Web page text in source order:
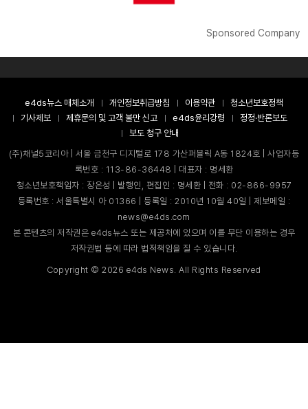
Sponsored Company
e4ds뉴스 매체소개 개인정보취급방침 이용약관
청소년보호정책
기사제보
제휴문의 및 고객 불만 신고 e4ds윤리강령
정정·반론보도
보도 청구 안내
(주)채널5코리아 | 서울 금천구 디지털로 178 가산퍼블릭 A동 1824호 | 사업자등
록번호 : 113-86-36448 | 대표자 : 명세환
청소년보호책임자 : 장은성 | 발행인, 편집인 : 명세환 | 전화 : 02-866-9957
등록번호 : 서울특별시 아 01366 | 등록일 : 2010년 10월 40일 | 제보메일 :
news@e4ds.com
본 콘텐츠의 저작권은 e4ds뉴스 또는 제공처에 있으며 이를 무단 이용하는 경우
저작권법 등에 따라 법적책임을 질 수 있습니다.
Copyright ©2026 e4ds News. All Rights Reserved